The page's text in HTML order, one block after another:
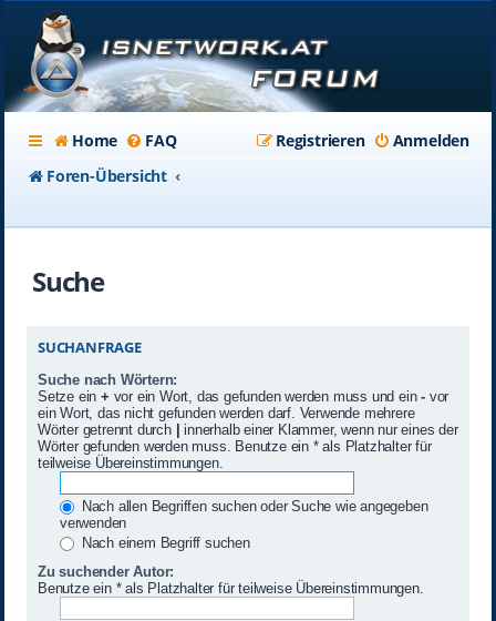
Home FAQ Anmelden
Registrieren
Foren-Übersicht
Suche
SUCHANFRAGE
Suche nach Wörtern:
Setze ein + vor ein Wort, das gefunden werden muss und ein-vor
ein Wort, das nicht gefunden werden darf. Verwende mehrere
Wörter getrennt durch | innerhalb einer Klammer, wenn nur eines der
Wörter gefunden werden muss. Benutze ein * als Platzhalter für
teilweise Übereinstimmungen.
Nach allen Begriffen suchen oder Suche wie angegeben
verwenden
Nach einem Begriff suchen
Zu suchender Autor:
Benutze ein * als Platzhalter für teilweise Übereinstimmungen.